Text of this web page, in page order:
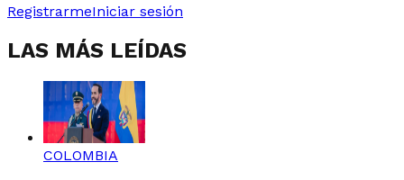
RegistrarmeIniciar sesión
LAS MÁS LEÍDAS
COLOMBIA